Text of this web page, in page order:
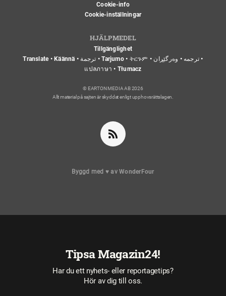
Cookie-info
Cookie-inställningar
HJÄLPMEDEL
Tillgänglighet
Translate • Käännä • ترجمة • Tarjumo • ትርጉም • ترجمه • وەرگێڕان •
แปลภาษา • Tłumacz
© EARTON MEDIA AB 2026
Allt material på sajten är skyddat enligt upphovsrättslagen.
Byggd med ♥ avWonderFour
Tipsa Magazin24!
Har du ett nyhets- eller reportagetips?
Hör av dig till oss.